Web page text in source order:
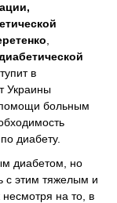
в
Украины
помощи больным
диабету.
диабетом, но
с этим тяжелым и
на то, в